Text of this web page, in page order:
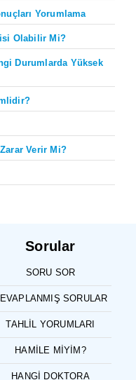
Yorumlama
Olabilir Mi?
Durumlarda Yüksek
Verir Mi?
Sorular
SORU SOR
SORULAR
TAHLIL YORUMLARI
HAMILE MIYIM?
HANGI DOKTORA